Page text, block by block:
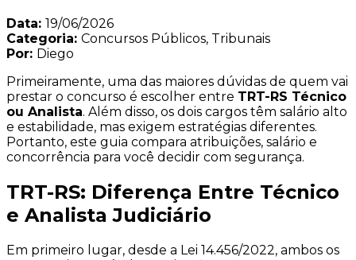
Data: 19/06/2026
Categoria: Concursos Públicos, Tribunais
Por: Diego
Primeiramente, uma das maiores dúvidas de quem vai
prestar o concurso é escolher entre TRT-RS Técnico
ou Analista. Além disso, os dois cargos têm salário alto
e estabilidade, mas exigem estratégias diferentes.
Portanto, este guia compara atribuições, salário e
concorrência para você decidir com segurança.
TRT-RS: Diferença Entre Técnico
e Analista Judiciário
Em primeiro lugar, desde a Lei 14.456/2022, ambos os